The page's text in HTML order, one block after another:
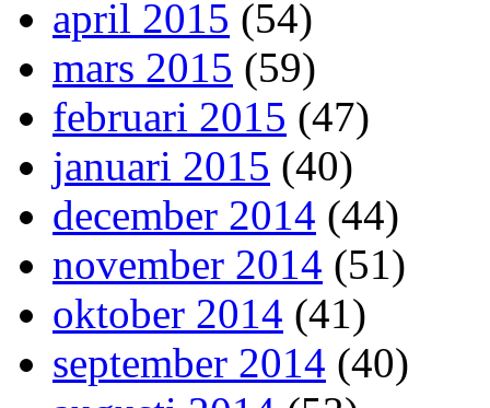
april 2015 (54)
mars 2015 (59)
februari 2015 (47)
januari 2015 (40)
december 2014 (44)
november 2014 (51)
oktober 2014 (41)
september 2014 (40)